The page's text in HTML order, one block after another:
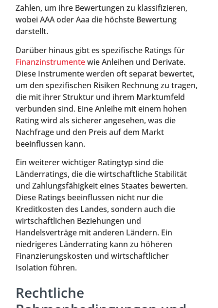
Zahlen, um ihre Bewertungen zu klassifizieren,
wobei AAA oder Aaa die höchste Bewertung
darstellt.
Darüber hinaus gibt es spezifische Ratings für
Finanzinstrumentewie Anleihen und Derivate.
Diese Instrumente werden oft separat bewertet,
um den spezifischen Risiken Rechnung zu tragen,
die mit ihrer Struktur und ihrem Marktumfeld
verbunden sind. Eine Anleihe mit einem hohen
Rating wird als sicherer angesehen, was die
Nachfrage und den Preis auf dem Markt
beeinflussen kann.
Ein weiterer wichtiger Ratingtyp sind die
Länderratings, die die wirtschaftliche Stabilität
und Zahlungsfähigkeit eines Staates bewerten.
Diese Ratings beeinflussen nicht nur die
Kreditkosten des Landes, sondern auch die
wirtschaftlichen Beziehungen und
Handelsverträge mit anderen Ländern. Ein
niedrigeres Länderrating kann zu höheren
Finanzierungskosten und wirtschaftlicher
Isolation führen.
Rechtliche